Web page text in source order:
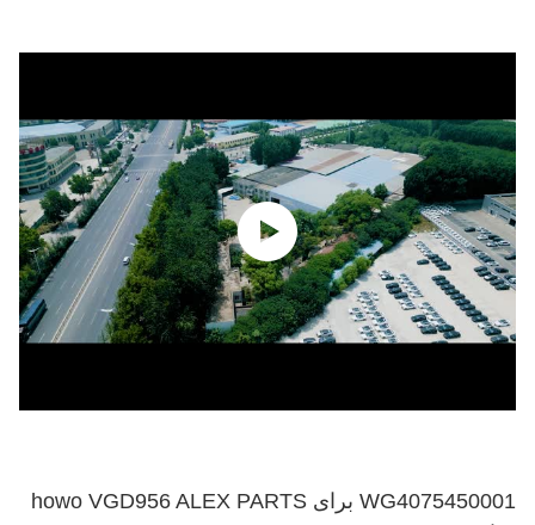
WG4075450001 برای howo VGD956 ALEX PARTS